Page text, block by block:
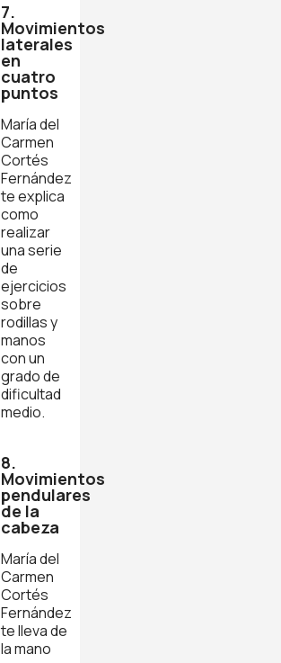
7.
Movimientos
laterales
en
cuatro
puntos
María del
Carmen
Cortés
Fernández
te explica
como
realizar
una serie
de
ejercicios
sobre
rodillas y
manos
con un
grado de
dificultad
medio.
8.
Movimientos
pendulares
de la
cabeza
María del
Carmen
Cortés
Fernández
te lleva de
la mano